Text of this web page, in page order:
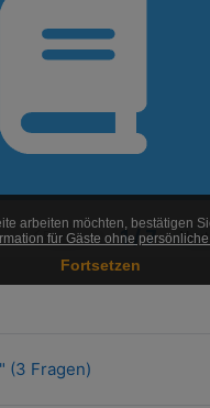
(3 Fragen)